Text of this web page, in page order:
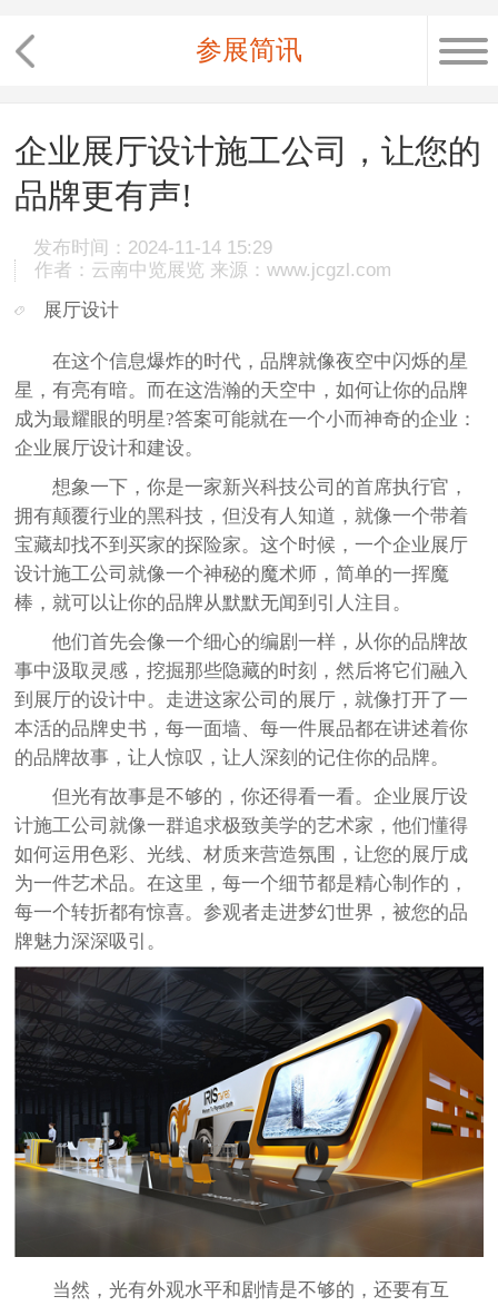
参展简讯
企业展厅设计施工公司，让您的
品牌更有声!
发布时间：2024-11-14 15:29
作者：云南中览展览 来源：www.jcgzl.com
展厅设计
在这个信息爆炸的时代，品牌就像夜空中闪烁的星
星，有亮有暗。而在这浩瀚的天空中，如何让你的品牌
成为最耀眼的明星?答案可能就在一个小而神奇的企业：
企业展厅设计和建设。
想象一下，你是一家新兴科技公司的首席执行官，
拥有颠覆行业的黑科技，但没有人知道，就像一个带着
宝藏却找不到买家的探险家。这个时候，一个企业展厅
设计施工公司就像一个神秘的魔术师，简单的一挥魔
棒，就可以让你的品牌从默默无闻到引人注目。
他们首先会像一个细心的编剧一样，从你的品牌故
事中汲取灵感，挖掘那些隐藏的时刻，然后将它们融入
到展厅的设计中。走进这家公司的展厅，就像打开了一
本活的品牌史书，每一面墙、每一件展品都在讲述着你
的品牌故事，让人惊叹，让人深刻的记住你的品牌。
但光有故事是不够的，你还得看一看。企业展厅设
计施工公司就像一群追求极致美学的艺术家，他们懂得
如何运用色彩、光线、材质来营造氛围，让您的展厅成
为一件艺术品。在这里，每一个细节都是精心制作的，
每一个转折都有惊喜。参观者走进梦幻世界，被您的品
牌魅力深深吸引。
当然，光有外观水平和剧情是不够的，还要有互